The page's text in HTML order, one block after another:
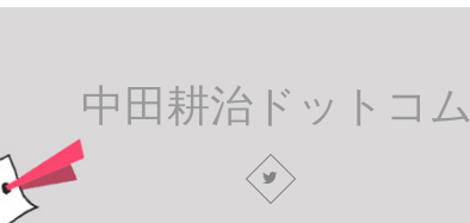
中田耕治ドットコム